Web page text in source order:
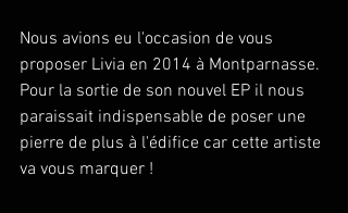
Nous avions eu l'occasion de vous
proposer Livia en 2014 à Montparnasse.
Pour la sortie de son nouvel EP il nous
paraissait indispensable de poser une
pierre de plus à l'édifice car cette artiste
va vous marquer !